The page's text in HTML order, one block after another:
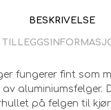
BESKRIVELSE
fungerer fint som
aluminiumsfelger.
på felgen til